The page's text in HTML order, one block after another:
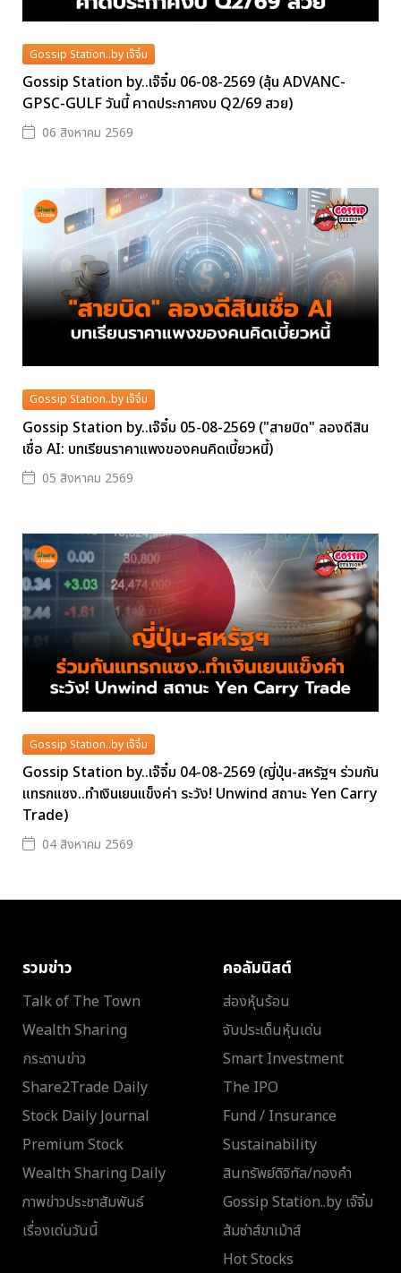
Gossip Station..by เจ๊จิ๋ม
Gossip Station by..เจ๊จิ๋ม 06-08-2569 (ลุ้น ADVANC-
GPSC-GULF วันนี้ คาดประกาศงบ Q2/69 สวย)
06 สิงหาคม 2569
Gossip Station..by เจ๊จิ๋ม
Gossip Station by..เจ๊จิ๋ม 05-08-2569 ("สายบิด" ลองดีสิน
เชื่อ AI: บทเรียนราคาแพงของคนคิดเบี้ยวหนี้)
05 สิงหาคม 2569
Gossip Station..by เจ๊จิ๋ม
Gossip Station by..เจ๊จิ๋ม 04-08-2569 (ญี่ปุ่น-สหรัฐฯ ร่วมกัน
แทรกแซง..ทำเงินเยนแข็งค่า ระวัง! Unwind สถานะ Yen Carry
Trade)
04 สิงหาคม 2569
รวมข่าว
Talk of The Town
Wealth Sharing
กระดานข่าว
Share2Trade Daily
Stock Daily Journal
Premium Stock
Wealth Sharing Daily
ภาพข่าวประชาสัมพันธ์
เรื่องเด่นวันนี้
คอลัมนิสต์
ส่องหุ้นร้อน
จับประเด็นหุ้นเด่น
Smart Investment
The IPO
Fund / Insurance
Sustainability
สินทรัพย์ดิจิทัล/ทองคำ
Gossip Station..by เจ๊จิ๋ม
ส้มซ่าส์ขาเม้าส์
Hot Stocks